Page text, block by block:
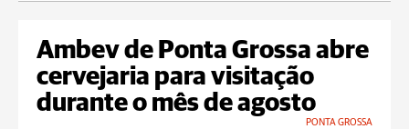
Ambev de Ponta Grossa abre
cervejaria para visitação
durante o mês de agosto
PONTA GROSSA